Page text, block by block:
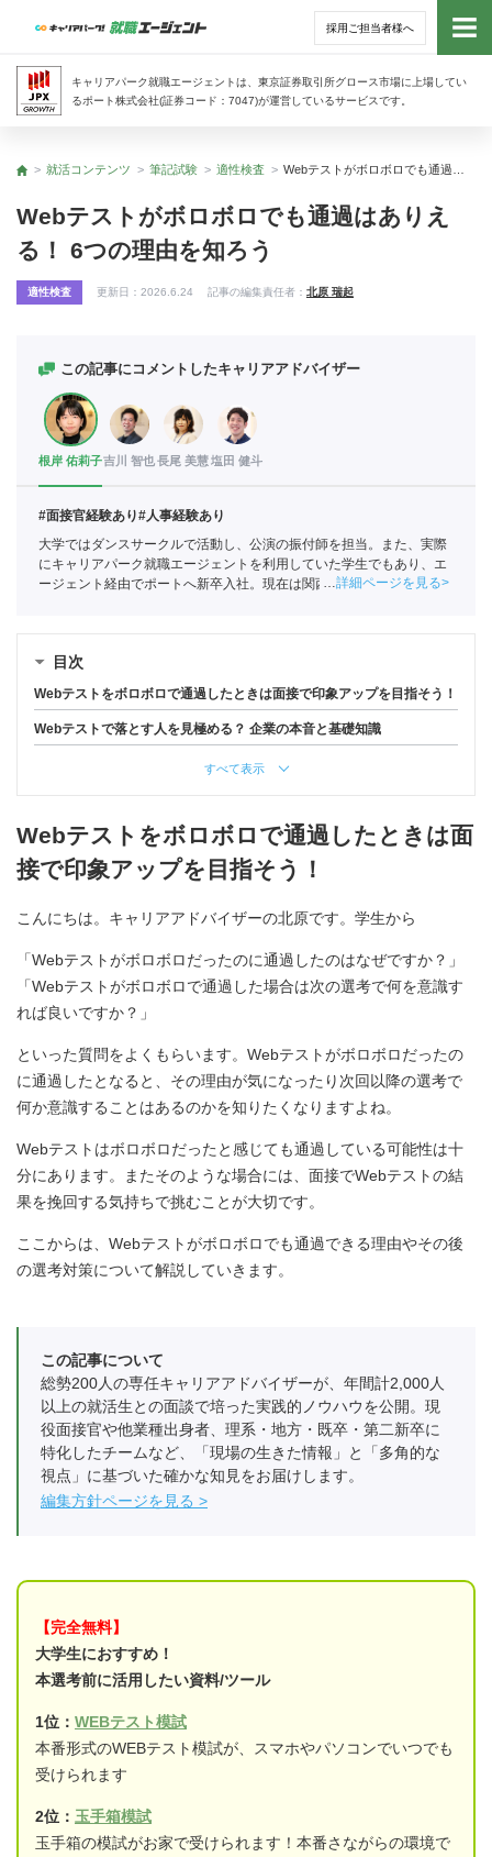
採用ご担当者様へ
キャリアパーク就職エージェントは、東京証券取引所グロース市場に上場してい
るポート株式会社(証券コード：7047)が運営しているサービスです。
トッ
トップ
就活コンテンツ 筆記試験 適性検査
Webテストがボロボロでも通過はありえ
る！ 6つの理由を知ろう
適性検査 更新日： 2026.6.24 記事の編集責任者： 北原 瑞起
この記事にコメントしたキャリアアドバイザー
根岸 佑莉子吉川 智也長尾 美慧塩田 健斗
#面接官経験あり#人事経験あり
大学ではダンスサークルで活動し、公演の振付師を担当。また、実際
にキャリアパーク就職エージェントを利用していた学生でもあり、エ
ージェント経由でポートへ新卒入社。現在は関西の学生への支援を中
詳細ページを見る
目次
Webテストをボロボロで通過したときは面接で印象アップを目指そう！
Webテストで落とす人を見極める？ 企業の本音と基礎知識
すべて表示
Webテストをボロボロで通過したときは面
接で印象アップを目指そう！
こんにちは。キャリアアドバイザーの北原です。学生から
「Webテストがボロボロだったのに通過したのはなぜですか？」
「Webテストがボロボロで通過した場合は次の選考で何を意識す
れば良いですか？」
といった質問をよくもらいます。Webテストがボロボロだったの
に通過したとなると、その理由が気になったり次回以降の選考で
何か意識することはあるのかを知りたくなりますよね。
Webテストはボロボロだったと感じても通過している可能性は十
分にあります。またそのような場合には、面接でWebテストの結
果を挽回する気持ちで挑むことが大切です。
ここからは、Webテストがボロボロでも通過できる理由やその後
の選考対策について解説していきます。
この記事について
総勢200人の専任キャリアアドバイザーが、年間計2,000人
以上の就活生との面談で培った実践的ノウハウを公開。現
役面接官や他業種出身者、理系・地方・既卒・第二新卒に
特化したチームなど、「現場の生きた情報」と「多角的な
視点」に基づいた確かな知見をお届けします。
編集方針ページを見る
【完全無料】
大学生におすすめ！
本選考前に活用したい資料/ツール
1位： WEBテスト模試
本番形式のWEBテスト模試が、スマホやパソコンでいつでも
受けられます
2位： 玉手箱模試
玉手箱の模試がお家で受けられます！本番さながらの環境で